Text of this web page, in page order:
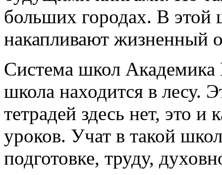
больших городах. В этой
накапливают жизненный
Система школ
школа находится в лесу.
тетрадей здесь нет, это и
уроков. Учат в такой
подготовке, труду,